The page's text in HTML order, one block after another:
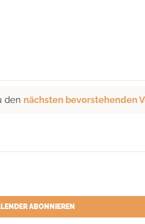
den nächsten bevorstehenden
ABONNIEREN